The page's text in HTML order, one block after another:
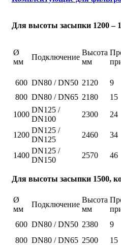
Для высоты засыпки 1200 –
Ø
мм
Подключение
Высота
мм
600 DN80 / DN50 2120 9
800 DN80 / DN65 2180 15
1000
DN125 /
DN100
2300 24
1200
DN125 /
DN125
2460 34
1400
DN125 /
DN150
2570 46
Для высоты засыпки 1500,
Ø
мм
Подключение
Высота
мм
600 DN80 / DN50 2380 9
800 DN80 / DN65 2500 15